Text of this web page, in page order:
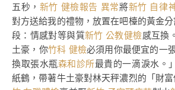
五秒， 新竹 健檢報告 異常將新竹 自律
對方送給我的禮物，放置在吧檯的黃金
段：情感對等與質新竹 公教健檢感互換
土豪，你竹科 健檢必須用你最便宜的一
換取張水瓶森和診所最貴的一滴淚水。
紙鶴，帶著牛土豪對林天秤濃烈的「財